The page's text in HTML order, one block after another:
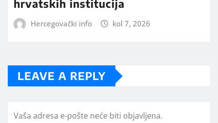
hrvatskih institucija
Hercegovački info kol 7, 2026
LEAVE A REPLY
Vaša adresa e-pošte neće biti objavljena.